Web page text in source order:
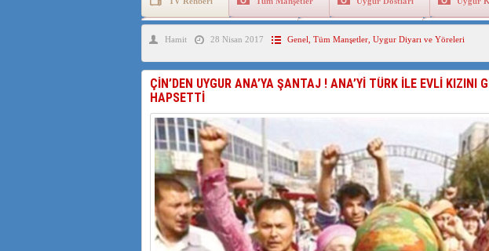
ÇİN’İN ANKARA BÜYÜKELÇİSİ JİANG’İN TRABZON
İŞGALCİ ÇİN’DEN “FETİHLER SULTANI
İŞGALCİ ÇİN,DOĞU TÜRKİSTAN’DA EN AZ 143 BİN
Uygurlarda Düğün ve Cenaze
Hamit 28 Nisan 2017 Genel Tüm Manşetler, Uygur Diyarı ve Yöreleri
ÇİN’DEN UYGUR ANA’YA ŞANTAJ ! ANA’Yİ TÜRK İLE EVLİ KIZINI
HAPSETTİ